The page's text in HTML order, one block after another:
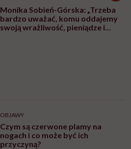
Monika Sobień-Górska: „Trzeba
bardzo uważać, komu oddajemy
swoją wrażliwość, pieniądze i
OBJAWY
Czym są czerwone plamy na
nogach i co może być ich
przyczyną?